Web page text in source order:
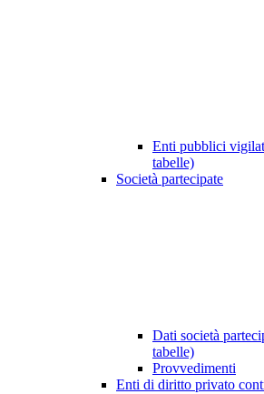
Enti pubblici
tabelle)
Società partecipate
Dati società
tabelle)
Provvedimenti
Enti di diritto privato